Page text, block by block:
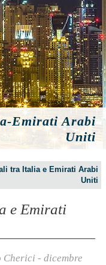
Emirati Arabi
Uniti
tra Italia e Emirati Arabi
Uniti
e Emirati
Cherici - dicembre